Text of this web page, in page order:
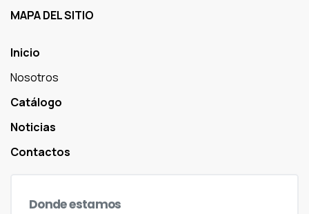
MAPA DEL SITIO
Inicio
Nosotros
Catálogo
Noticias
Contactos
Dondeestamos